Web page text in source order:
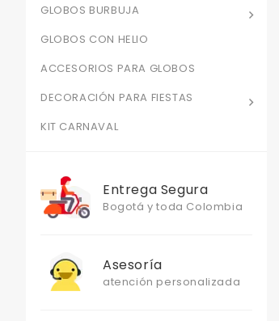
GLOBOS BURBUJA
GLOBOS CON HELIO
ACCESORIOS PARA GLOBOS
DECORACIÓN PARA FIESTAS
KIT CARNAVAL
Entrega Segura
Bogotá y toda Colombia
Asesoría
atención personalizada